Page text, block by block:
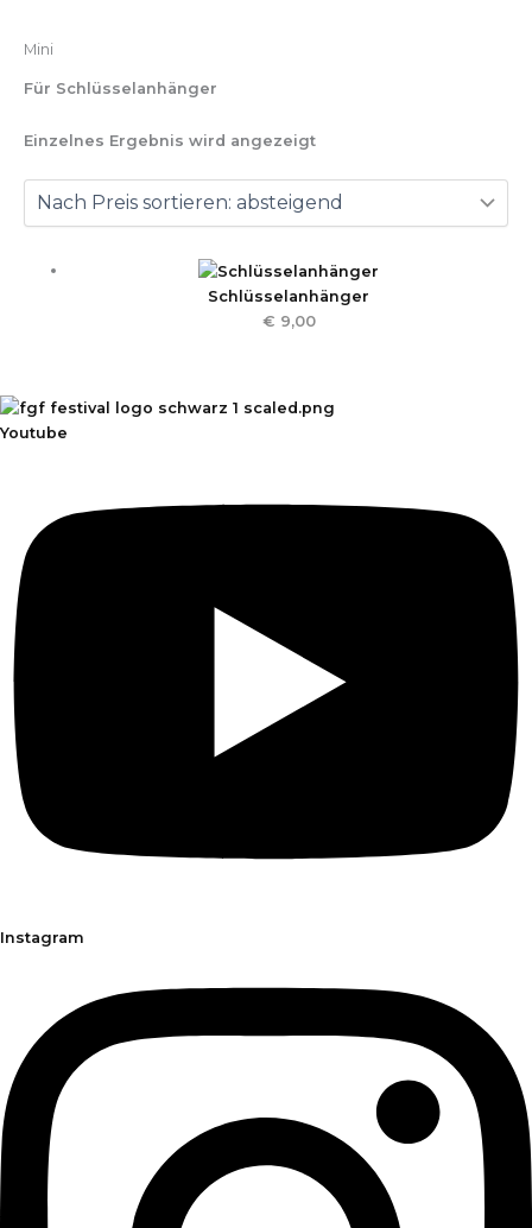
Mini
Für Schlüsselanhänger
Einzelnes Ergebnis wird angezeigt
Schlüsselanhänger
€ 9,00
Youtube
Instagram